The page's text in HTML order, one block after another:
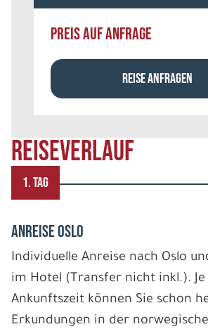
REISEVERLAUF
1. TAG
ANREISE OSLO
Individuelle Anreise nach Oslo
im Hotel (Transfer nicht inkl.). Je
Ankunftszeit können Sie schon
Erkundungen in der
PREIS AUF ANFRAGE
REISE ANFRAGEN